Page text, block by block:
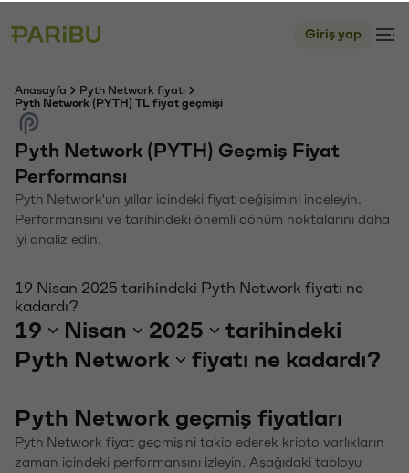
Giriş yap
Anasayfa
Pyth Network fiyatı
Pyth Network (PYTH) TL fiyat geçmişi
Pyth Network (PYTH) Geçmiş Fiyat
Performansı
Pyth Network'un yıllar içindeki fiyat değişimini inceleyin.
Performansını ve tarihindeki önemli dönüm noktalarını daha
iyi analiz edin.
19 Nisan 2025 tarihindeki Pyth Network fiyatı ne
kadardı?
19 Nisan 2025
tarihindeki
Pyth Network
fiyatı ne kadardı?
Pyth Network geçmiş fiyatları
Pyth Network fiyat geçmişini takip ederek kripto varlıkların
zaman içindeki performansını izleyin. Aşağıdaki tabloyu